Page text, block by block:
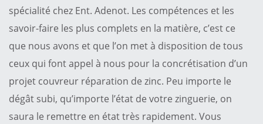
spécialité chez Ent. Adenot. Les compétences et les
savoir-faire les plus complets en la matière, c’est ce
que nous avons et que l’on met à disposition de tous
ceux qui font appel à nous pour la concrétisation d’un
projet couvreur réparation de zinc. Peu importe le
dégât subi, qu’importe l’état de votre zinguerie, on
saura le remettre en état très rapidement. Vous